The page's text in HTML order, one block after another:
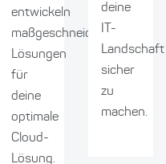
entwickeln
maßgeschneiderte
Lösungen
für
deine
optimale
Cloud-
Lösung.
deine
IT-
Landschaft
sicher
zu
machen.